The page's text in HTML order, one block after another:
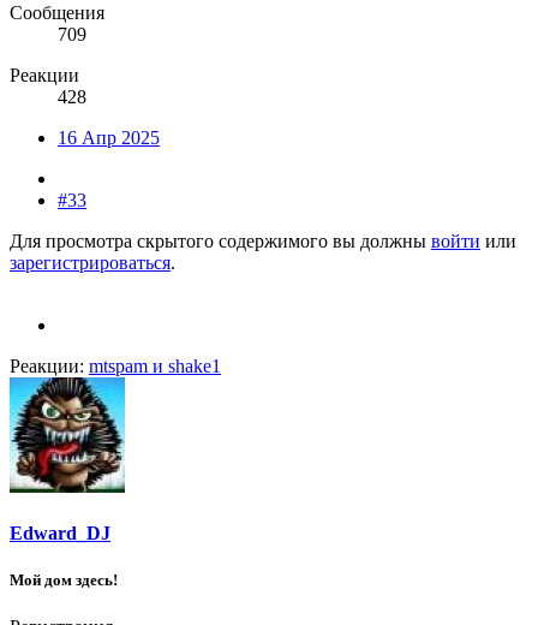
Сообщения
709
Реакции
428
16 Апр 2025
#33
Для просмотра скрытого содержимого вы должны войти или
зарегистрироваться.
Реакции: mtspam и shake1
Edward_DJ
Мой дом здесь!